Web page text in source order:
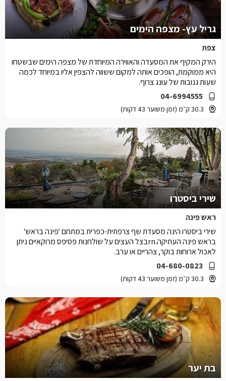
גריל עץ- מצפה הימים
צפת
04-6994555
30.3 ק״מ (זמן משוער 43 דקות)
הירק המקיף את המסעדה והאווירה המיוחדת של מצפה הימים שבשטחו
היא ממוקמת, הופכים אותה למקום ששווה להצפין אליו במיוחד לכמה
שעות גנובות של עונג צרוף.
שירי ביסטרו
ראש פינה
04-680-0823
30.3 ק״מ (זמן משוער 43 דקות)
שירי ביסטרו הינה מסעדת שף צרפתית-כפרית במתחם 'פינה בראש'
בראש פינה העתיקה.rnבצל העצים על שולחנות פסיפס מרוקאיים ניתן
לאכול ארוחות בוקר, צהריים או ערב.
בת יער